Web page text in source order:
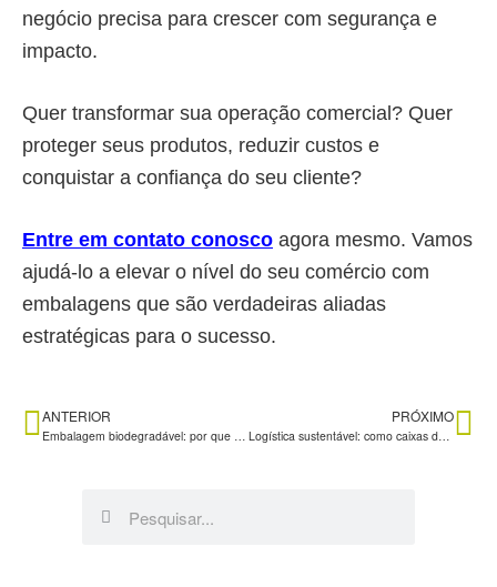
negócio precisa para crescer com segurança e
impacto.
Quer transformar sua operação comercial? Quer
proteger seus produtos, reduzir custos e
conquistar a confiança do seu cliente?
Entre em contato conosco agora mesmo. Vamos
ajudá-lo a elevar o nível do seu comércio com
embalagens que são verdadeiras aliadas
estratégicas para o sucesso.
ANTERIOR
Embalagem biodegradável: por que a caixa de papelão ondulado é a melhor?
PRÓXIMO
Logística sustentável: como caixas de papelão fomentam-na?